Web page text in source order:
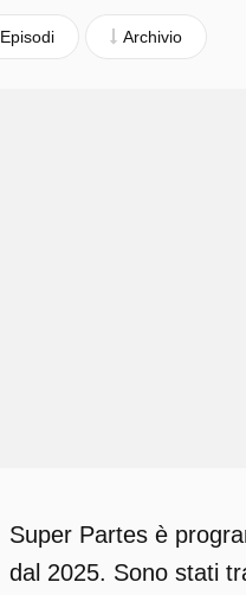
Episodi Archivio
Super Partes è
dal 2025. Sono stati